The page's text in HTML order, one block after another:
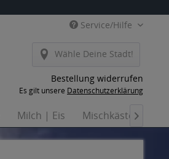
Service/Hilfe
Wähle Deine Stadt!
Bestellung widerrufen
Es gilt unsere Datenschutzerklärung
Milch | Eis Mischkästen
